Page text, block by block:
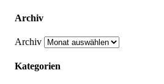
Archiv
Archiv
Kategorien